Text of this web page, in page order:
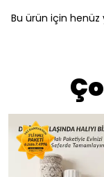
Bu ürün için henüz